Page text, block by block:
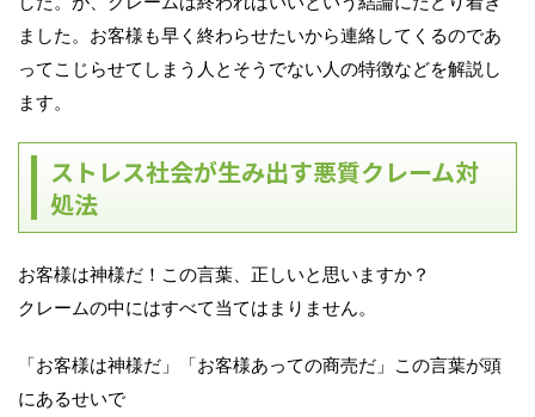
ました。お客様も早く終わらせたいから連絡してくるのであ
ってこじらせてしまう人とそうでない人の特徴などを解説し
ます。
ストレス社会が生み出す悪質クレーム対
処法
お客様は神様だ！この言葉、正しいと思いますか？
クレームの中にはすべて当てはまりません。
「お客様は神様だ」「お客様あっての商売だ」この言葉が頭
にあるせいで